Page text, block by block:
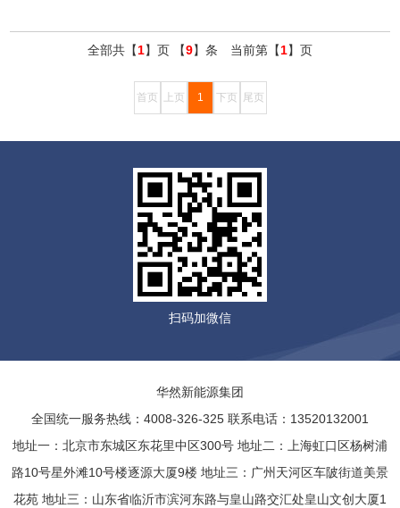
全部共【1】页 【9】条 当前第【1】页
首页 上页 1 下页 尾页
扫码加微信
华然新能源集团
全国统一服务热线：4008-326-325 联系电话：13520132001
地址一：北京市东城区东花里中区300号 地址二：上海虹口区杨树浦
路10号星外滩10号楼逐源大厦9楼 地址三：广州天河区车陂街道美景
花苑 地址三：山东省临沂市滨河东路与皇山路交汇处皇山文创大厦1